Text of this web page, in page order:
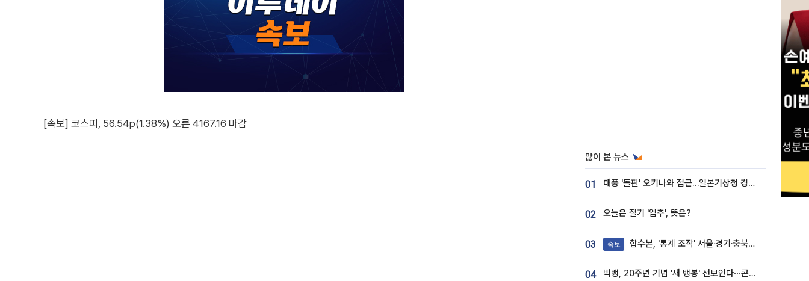
[속보] 코스피, 56.54p(1.38%) 오른 4167.16 마감
많이 본 뉴스
01 태풍 '돌핀' 오키나와 접근…일본기상청 경로 업데이트
02 오늘은 절기 '입추', 뜻은?
03 속보 합수본, '통계 조작' 서울·경기·충북 선관위 등 추가 압수수색
04 빅뱅, 20주년 기념 '새 뱅봉' 선보인다⋯콘서트 앞두고 팝업 개최